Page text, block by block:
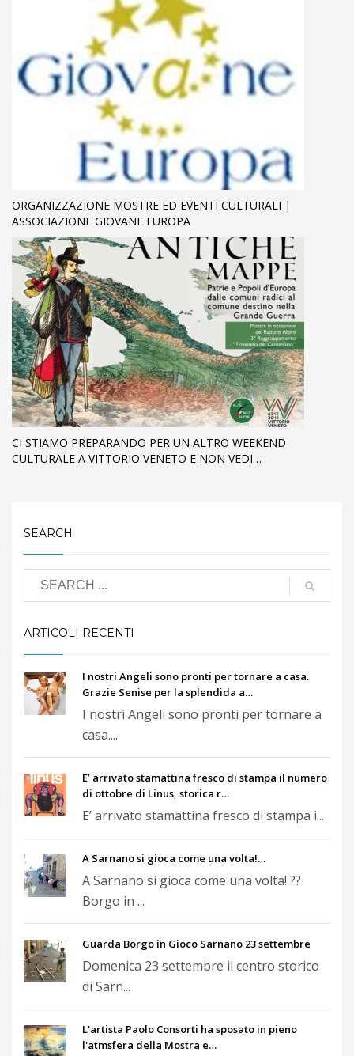
ORGANIZZAZIONE MOSTRE ED EVENTI CULTURALI |
ASSOCIAZIONE GIOVANE EUROPA
CI STIAMO PREPARANDO PER UN ALTRO WEEKEND
CULTURALE A VITTORIO VENETO E NON VEDI…
SEARCH
ARTICOLI RECENTI
I nostri Angeli sono pronti per tornare a casa.
Grazie Senise per la splendida a…
I nostri Angeli sono pronti per tornare a
casa....
E’ arrivato stamattina fresco di stampa il numero
di ottobre di Linus, storica r…
E’ arrivato stamattina fresco di stampa i...
A Sarnano si gioca come una volta!…
A Sarnano si gioca come una volta! ??
Borgo in ...
Guarda Borgo in Gioco Sarnano 23 settembre
Domenica 23 settembre il centro storico
di Sarn...
L'artista Paolo Consorti ha sposato in pieno
l'atmsfera della Mostra e…